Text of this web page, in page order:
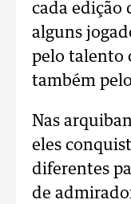
cada edição
alguns
pelo talento
também
Nas
eles
diferentes
de